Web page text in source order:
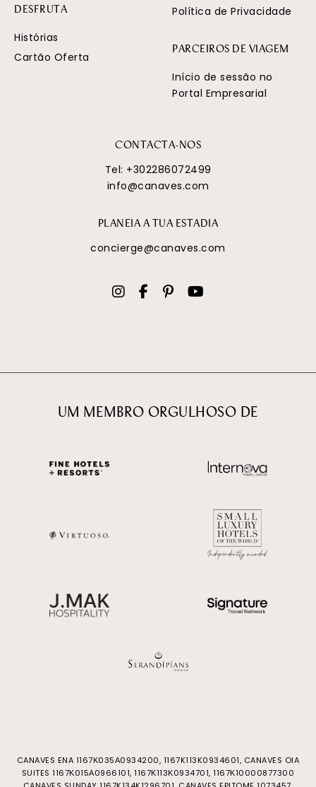
DESFRUTA
Histórias
Cartão Oferta
Política de Privacidade
PARCEIROS DE VIAGEM
Início de sessão no
Portal Empresarial
CONTACTA-NOS
Tel: +302286072499
info@canaves.com
PLANEIA A TUA ESTADIA
concierge@canaves.com
UM MEMBRO ORGULHOSO DE
CANAVES ENA 1167Κ035Α0934200, 1167K113K0934601, CANAVES OIA
SUITES 1167Κ015Α0966101, 1167Κ113Κ0934701, 1167Κ10000877300